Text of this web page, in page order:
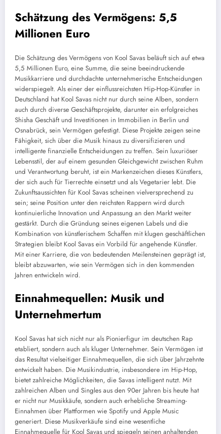
Schätzung des Vermögens: 5,5
Millionen Euro
Die Schätzung des Vermögens von Kool Savas beläuft sich auf etwa
5,5 Millionen Euro, eine Summe, die seine beeindruckende
Musikkarriere und durchdachte unternehmerische Entscheidungen
widerspiegelt. Als einer der einflussreichsten Hip-Hop-Künstler in
Deutschland hat Kool Savas nicht nur durch seine Alben, sondern
auch durch diverse Geschäftsprojekte, darunter ein erfolgreiches
Shisha Geschäft und Investitionen in Immobilien in Berlin und
Osnabrück, sein Vermögen gefestigt. Diese Projekte zeigen seine
Fähigkeit, sich über die Musik hinaus zu diversifizieren und
intelligente finanzielle Entscheidungen zu treffen. Sein luxuriöser
Lebensstil, der auf einem gesunden Gleichgewicht zwischen Ruhm
und Verantwortung beruht, ist ein Markenzeichen dieses Künstlers,
der sich auch für Tierrechte einsetzt und als Vegetarier lebt. Die
Zukunftsaussichten für Kool Savas scheinen vielversprechend zu
sein; seine Position unter den reichsten Rappern wird durch
kontinuierliche Innovation und Anpassung an den Markt weiter
gestärkt. Durch die Gründung seines eigenen Labels und die
Kombination von künstlerischem Schaffen mit klugen geschäftlichen
Strategien bleibt Kool Savas ein Vorbild für angehende Künstler.
Mit einer Karriere, die von bedeutenden Meilensteinen geprägt ist,
bleibt abzuwarten, wie sein Vermögen sich in den kommenden
Jahren entwickeln wird.
Einnahmequellen: Musik und
Unternehmertum
Kool Savas hat sich nicht nur als Pionierfigur im deutschen Rap
etabliert, sondern auch als kluger Unternehmer. Sein Vermögen ist
das Resultat vielseitiger Einnahmequellen, die sich über Jahrzehnte
entwickelt haben. Die Musikindustrie, insbesondere im Hip-Hop,
bietet zahlreiche Möglichkeiten, die Savas intelligent nutzt. Mit
zahlreichen Alben und Singles aus den 90er Jahren bis heute hat
er nicht nur Musikkäufe, sondern auch erhebliche Streaming-
Einnahmen über Plattformen wie Spotify und Apple Music
generiert. Diese Musikverkäufe sind eine wesentliche
Einnahmequelle für Kool Savas und spiegeln seinen anhaltenden